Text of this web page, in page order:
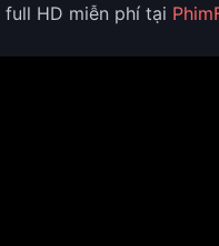
full HD miễn phí tại